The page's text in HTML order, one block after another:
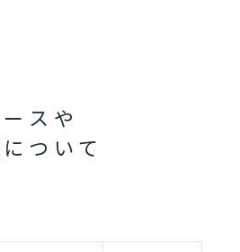
ー ス や
に つ い て